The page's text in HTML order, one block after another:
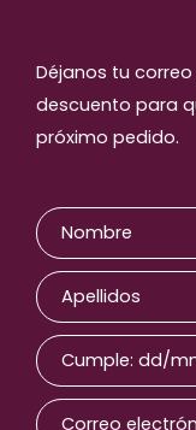
Déjanos tu
descuento para
próximo pedido.